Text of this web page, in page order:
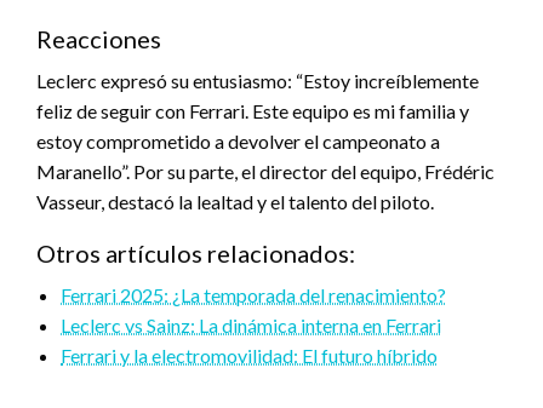
Reacciones
Leclerc expresó su entusiasmo: “Estoy increíblemente
feliz de seguir con Ferrari. Este equipo es mi familia y
estoy comprometido a devolver el campeonato a
Maranello”. Por su parte, el director del equipo, Frédéric
Vasseur, destacó la lealtad y el talento del piloto.
Otros artículos relacionados:
Ferrari 2025: ¿La temporada del renacimiento?
Leclerc vs Sainz: La dinámica interna en Ferrari
Ferrari y la electromovilidad: El futuro híbrido